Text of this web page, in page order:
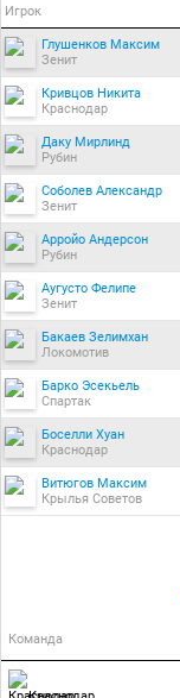
Игрок
Глушенков Максим
Зенит
Кривцов Никита
Краснодар
Даку Мирлинд
Рубин
Соболев Александр
Зенит
Арройо Андерсон
Рубин
Аугусто Фелипе
Зенит
Бакаев Зелимхан
Локомотив
Барко Эсекьель
Спартак
Боселли Хуан
Краснодар
Витюгов Максим
Крылья Советов
Команда